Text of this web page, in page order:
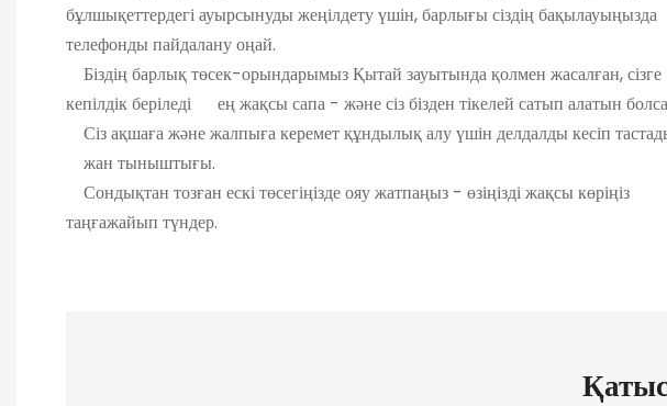
бұлшықеттердегі ауырсынуды жеңілдету үшін, барлығы сіздің
телефонды пайдалану оңай.
Біздің барлық төсек-орындарымыз Қытай зауытында қолмен жасалған, сізге
кепілдік беріледі ең жақсы сапа - және сіз бізден тікелей сатып алатын
Сіз ақшаға және жалпыға керемет құндылық алу үшін делдалды кесіп
жан тыныштығы.
Сондықтан тозған ескі төсегіңізде ояу жатпаңыз - өзіңізді жақсы
таңғажайып түндер.